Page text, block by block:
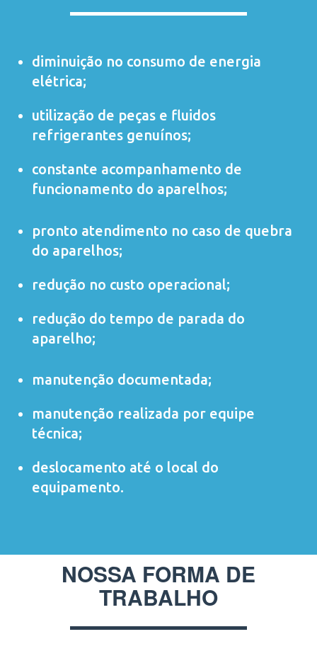
diminuição no consumo de energia
elétrica;
utilização de peças e fluidos
refrigerantes genuínos;
constante acompanhamento de
funcionamento do aparelhos;
pronto atendimento no caso de quebra
do aparelhos;
redução no custo operacional;
redução do tempo de parada do
aparelho;
manutenção documentada;
manutenção realizada por equipe
técnica;
deslocamento até o local do
equipamento.
NOSSA FORMA DE
TRABALHO